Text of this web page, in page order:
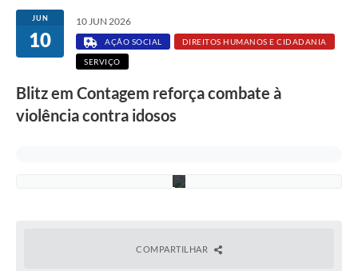
JUN
10
10 JUN 2026
AÇÃO SOCIAL DIREITOS HUMANOS E CIDADANIA
SERVIÇO
Blitz em Contagem reforça combate à
violência contra idosos
n
u
COMPARTILHAR